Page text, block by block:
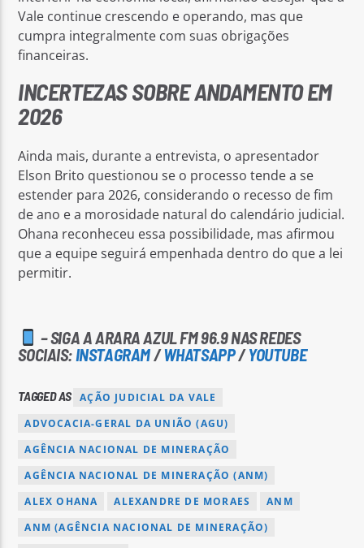
Vale continue crescendo e operando, mas que
cumpra integralmente com suas obrigações
financeiras.
INCERTEZAS SOBRE ANDAMENTO EM
2026
Ainda mais, durante a entrevista, o apresentador
Elson Brito questionou se o processo tende a se
estender para 2026, considerando o recesso de fim
de ano e a morosidade natural do calendário judicial.
Ohana reconheceu essa possibilidade, mas afirmou
que a equipe seguirá empenhada dentro do que a lei
permitir.
– SIGA A ARARA AZUL FM 96.9 NAS REDES
SOCIAIS: INSTAGRAM/WHATSAPP/YOUTUBE
TAGGED AS AÇÃO JUDICIAL DA VALE
ADVOCACIA-GERAL DA UNIÃO (AGU)
AGÊNCIA NACIONAL DE MINERAÇÃO
AGÊNCIA NACIONAL DE MINERAÇÃO (ANM)
ALEX OHANA
ALEXANDRE DE MORAES
ANM
ANM (AGÊNCIA NACIONAL DE MINERAÇÃO)